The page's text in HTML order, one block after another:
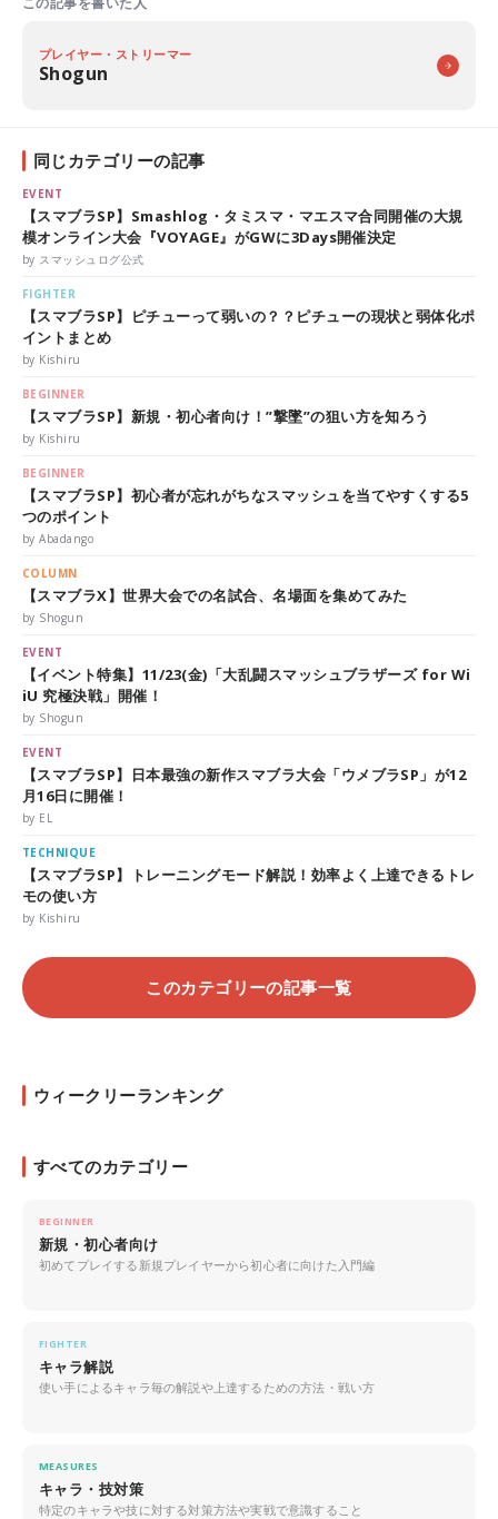
プレイヤー・ストリーマー
Shogun
同じカテゴリーの記事
EVENT
【スマブラSP】Smashlog・タミスマ・マエスマ合同開催の大規
模オンライン大会『VOYAGE』がGWに3Days開催決定
by スマッシュログ公式
FIGHTER
【スマブラSP】ピチューって弱いの？？ピチューの現状と弱体化ポ
イントまとめ
by Kishiru
BEGINNER
【スマブラSP】新規・初心者向け！”撃墜”の狙い方を知ろう
by Kishiru
BEGINNER
【スマブラSP】初心者が忘れがちなスマッシュを当てやすくする5
つのポイント
by Abadango
COLUMN
【スマブラX】世界大会での名試合、名場面を集めてみた
by Shogun
EVENT
【イベント特集】11/23(金)「大乱闘スマッシュブラザーズ for Wi
iU 究極決戦」開催！
by Shogun
EVENT
【スマブラSP】日本最強の新作スマブラ大会「ウメブラSP」が12
月16日に開催！
by EL
TECHNIQUE
【スマブラSP】トレーニングモード解説！効率よく上達できるトレ
モの使い方
by Kishiru
このカテゴリーの記事一覧
ウィークリーランキング
すべてのカテゴリー
BEGINNER
新規・初心者向け
初めてプレイする新規プレイヤーから初心者に向けた入門編
FIGHTER
キャラ解説
使い手によるキャラ毎の解説や上達するための方法・戦い方
MEASURES
キャラ・技対策
特定のキャラや技に対する対策方法や実戦で意識すること